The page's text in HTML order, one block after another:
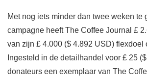
Met nog iets minder dan twee weken te
campagne heeft The Coffee Journal £
van zijn £ 4.000 ($ 4.892 USD) flexdoel
Ingesteld in de detailhandel voor £ 25
donateurs een exemplaar van The